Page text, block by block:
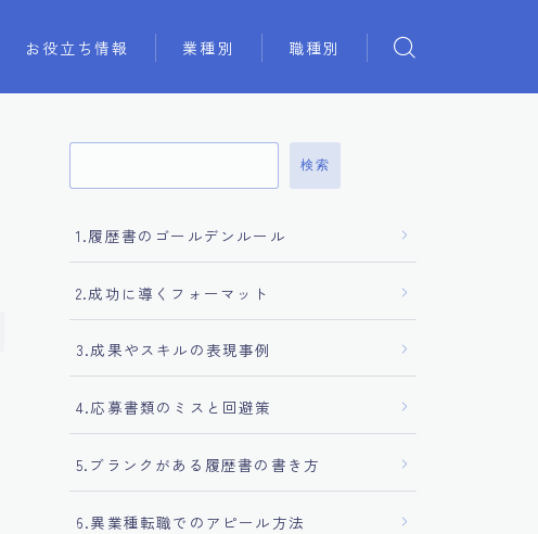
お役立ち情報 業種別 職種別
検索
1.履歴書のゴールデンルール
2.成功に導くフォーマット
3.成果やスキルの表現事例
4.応募書類のミスと回避策
5.ブランクがある履歴書の書き方
6.異業種転職でのアピール方法